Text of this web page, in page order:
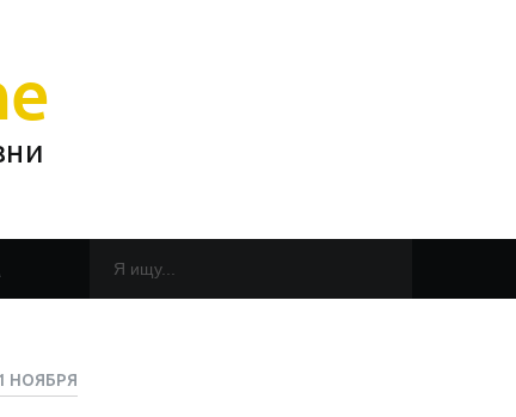
НОЯБРЯ